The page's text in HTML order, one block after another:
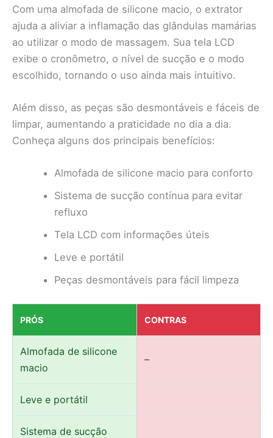
Com uma almofada de silicone macio, o extrator
ajuda a aliviar a inflamação das glândulas mamárias
ao utilizar o modo de massagem. Sua tela LCD
exibe o cronômetro, o nível de sucção e o modo
escolhido, tornando o uso ainda mais intuitivo.
Além disso, as peças são desmontáveis e fáceis de
limpar, aumentando a praticidade no dia a dia.
Conheça alguns dos principais benefícios:
Almofada de silicone macio para conforto
Sistema de sucção contínua para evitar
refluxo
Tela LCD com informações úteis
Leve e portátil
Peças desmontáveis para fácil limpeza
PRÓS CONTRAS
Almofada de silicone
macio
–
Leve e portátil
Sistema de sucção